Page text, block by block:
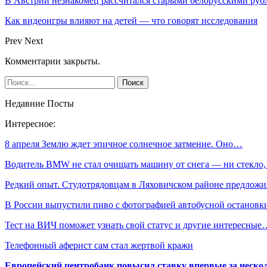
Как видеоигры влияют на детей — что говорят исследования
Prev Next
Комментарии закрыты.
Недавние Посты
Интересное:
8 апреля Землю ждет эпичное солнечное затмение. Оно…
Водитель BMW не стал очищать машину от снега — ни
Редкий опыт. Студотрядовцам в Ляховичском районе
В России выпустили пиво с фотографией автобусной
Тест на ВИЧ поможет узнать свой статус и другие
Телефонный аферист сам стал жертвой кражи